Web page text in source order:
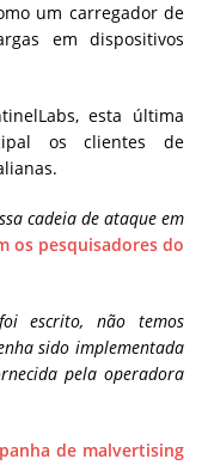
um carregador de
em dispositivos
esta última
os clientes de
cadeia de ataque em
os pesquisadores do
escrito, não temos
sido implementada
pela operadora
de malvertising